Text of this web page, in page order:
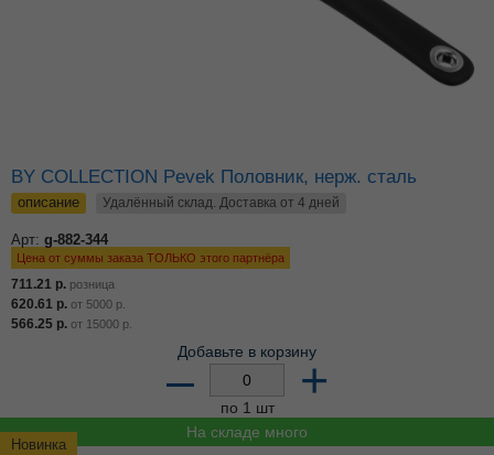
Новинка
BY COLLECTION Pevek Половник, нерж. сталь
описание Удалённый склад. Доставка от 4 дней
Арт: g-882-344
Цена от суммы заказа ТОЛЬКО этого партнёра
711.21 р. розница
620.61 р. от 5000 р.
566.25 р. от 15000 р.
Добавьте в корзину
– +
по 1 шт
На складе много